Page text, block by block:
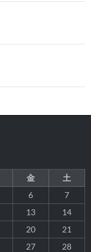
金
土
6
7
13
14
20
21
27
28